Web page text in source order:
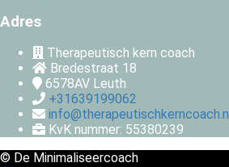
Adres
Therapeutisch kern coach
Bredestraat 18
6578AV Leuth
+31639199062
info@therapeutischkerncoach.nl
KvK nummer: 55380239
© De Minimaliseercoach